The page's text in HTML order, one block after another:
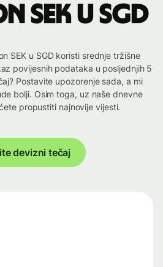
SEK u SGD
SEK u SGD koristi srednje tržišne
povijesnih podataka u posljednjih 5
Postavite upozorenje sada, a mi
bolji. Osim toga, uz naše dnevne
propustiti najnovije vijesti.
devizni tečaj